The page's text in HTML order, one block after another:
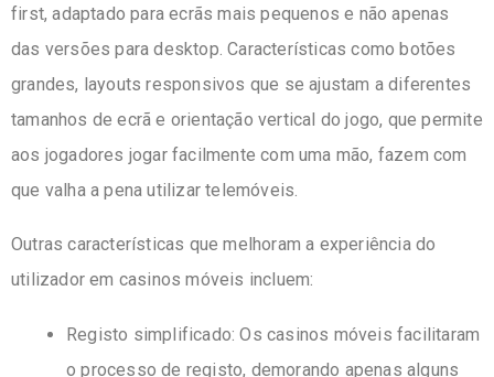
first, adaptado para ecrãs mais pequenos e não apenas
das versões para desktop. Características como botões
grandes, layouts responsivos que se ajustam a diferentes
tamanhos de ecrã e orientação vertical do jogo, que permite
aos jogadores jogar facilmente com uma mão, fazem com
que valha a pena utilizar telemóveis.
Outras características que melhoram a experiência do
utilizador em casinos móveis incluem:
Registo simplificado: Os casinos móveis facilitaram
o processo de registo, demorando apenas alguns